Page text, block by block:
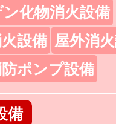
化物消火設備
設備 屋外消
ポンプ設備
備